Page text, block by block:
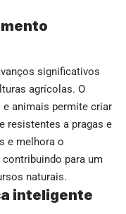
significativos
agrícolas. O
animais permite criar
resistentes a pragas e
e melhora o
para um
naturais.
inteligente